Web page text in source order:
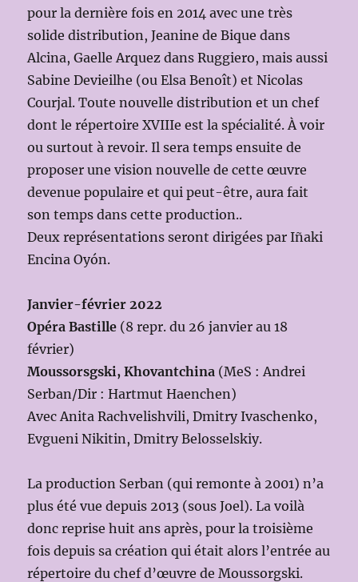
pour la dernière fois en 2014 avec une très
solide distribution, Jeanine de Bique dans
Alcina, Gaelle Arquez dans Ruggiero, mais aussi
Sabine Devieilhe (ou Elsa Benoît) et Nicolas
Courjal. Toute nouvelle distribution et un chef
dont le répertoire XVIIIe est la spécialité. À voir
ou surtout à revoir. Il sera temps ensuite de
proposer une vision nouvelle de cette œuvre
devenue populaire et qui peut-être, aura fait
son temps dans cette production..
Deux représentations seront dirigées par Iñaki
Encina Oyón.
Janvier-février 2022
Opéra Bastille (8 repr. du 26 janvier au 18
février)
Moussorsgski, Khovantchina (MeS : Andrei
Serban/Dir : Hartmut Haenchen)
Avec Anita Rachvelishvili, Dmitry Ivaschenko,
Evgueni Nikitin, Dmitry Belosselskiy.
La production Serban (qui remonte à 2001) n’a
plus été vue depuis 2013 (sous Joel). La voilà
donc reprise huit ans après, pour la troisième
fois depuis sa création qui était alors l’entrée au
répertoire du chef d’œuvre de Moussorgski.